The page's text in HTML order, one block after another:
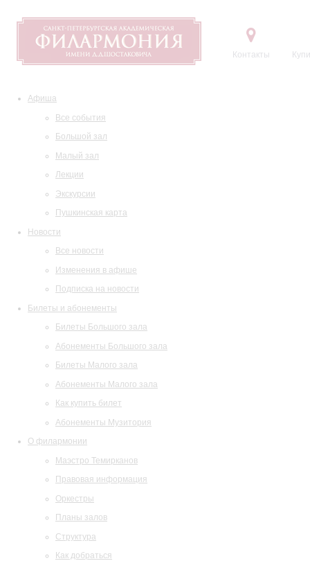
Контакты
Афиша
Все события
Большой зал
Малый зал
Лекции
Экскурсии
Пушкинская карта
Новости
Все новости
Изменения в афише
Подписка на новости
Билеты и абонементы
Билеты Большого зала
Абонементы Большого зала
Билеты Малого зала
Абонементы Малого зала
Как купить билет
Абонементы Музитория
О филармонии
Маэстро Темирканов
Правовая информация
Оркестры
Планы залов
Структура
Как добраться